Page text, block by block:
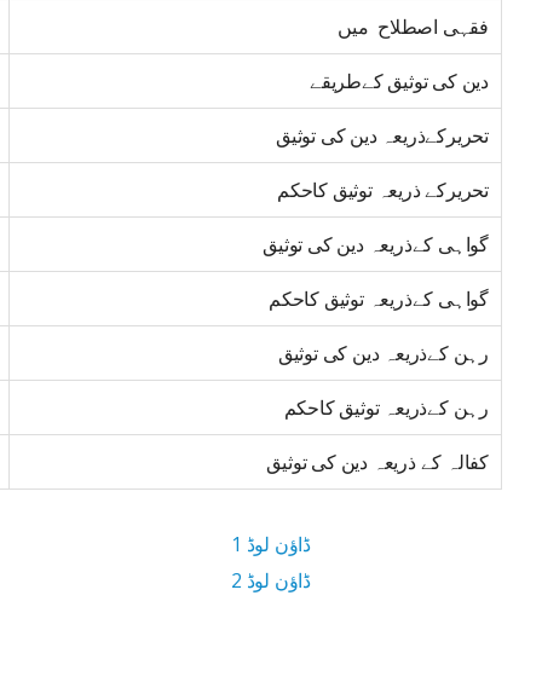
فقہی اصطلاح میں
دین کی توثیق کےطریقے
تحریرکےذریعہ دین کی توثیق
تحریرکے ذریعہ توثیق کاحکم
گواہی کےذریعہ دین کی توثیق
گواہی کےذریعہ توثیق کاحکم
رہن کےذریعہ دین کی توثیق
رہن کےذریعہ توثیق کاحکم
کفالہ کے ذریعہ دین کی توثیق
ڈاؤن لوڈ 1
ڈاؤن لوڈ 2